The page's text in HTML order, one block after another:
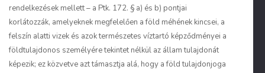
rendelkezések mellett – a Ptk. 172. § a) és b) pontjai
korlátozzák, amelyeknek megfelelően a föld méhének kincsei, a
felszín alatti vizek és azok természetes víztartó képződményei a
földtulajdonos személyére tekintet nélkül az állam tulajdonát
képezik; ez közvetve azt támasztja alá, hogy a föld tulajdonjoga